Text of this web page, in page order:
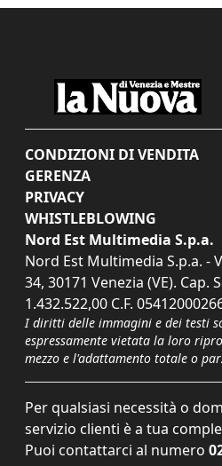
CONDIZIONI DI VENDITA
GERENZA
PRIVACY
WHISTLEBLOWING
Nord Est Multimedia S.p.a.
Nord Est Multimedia S.p.a. -
34, 30171 Venezia (VE). Cap.
1.432.522,00 C.F.
I diritti delle immagini e dei testi
espressamente vietata la loro
mezzo e l'adattamento totale o
Per qualsiasi necessità o
servizio clienti è a tua
Puoi contattarci al numero